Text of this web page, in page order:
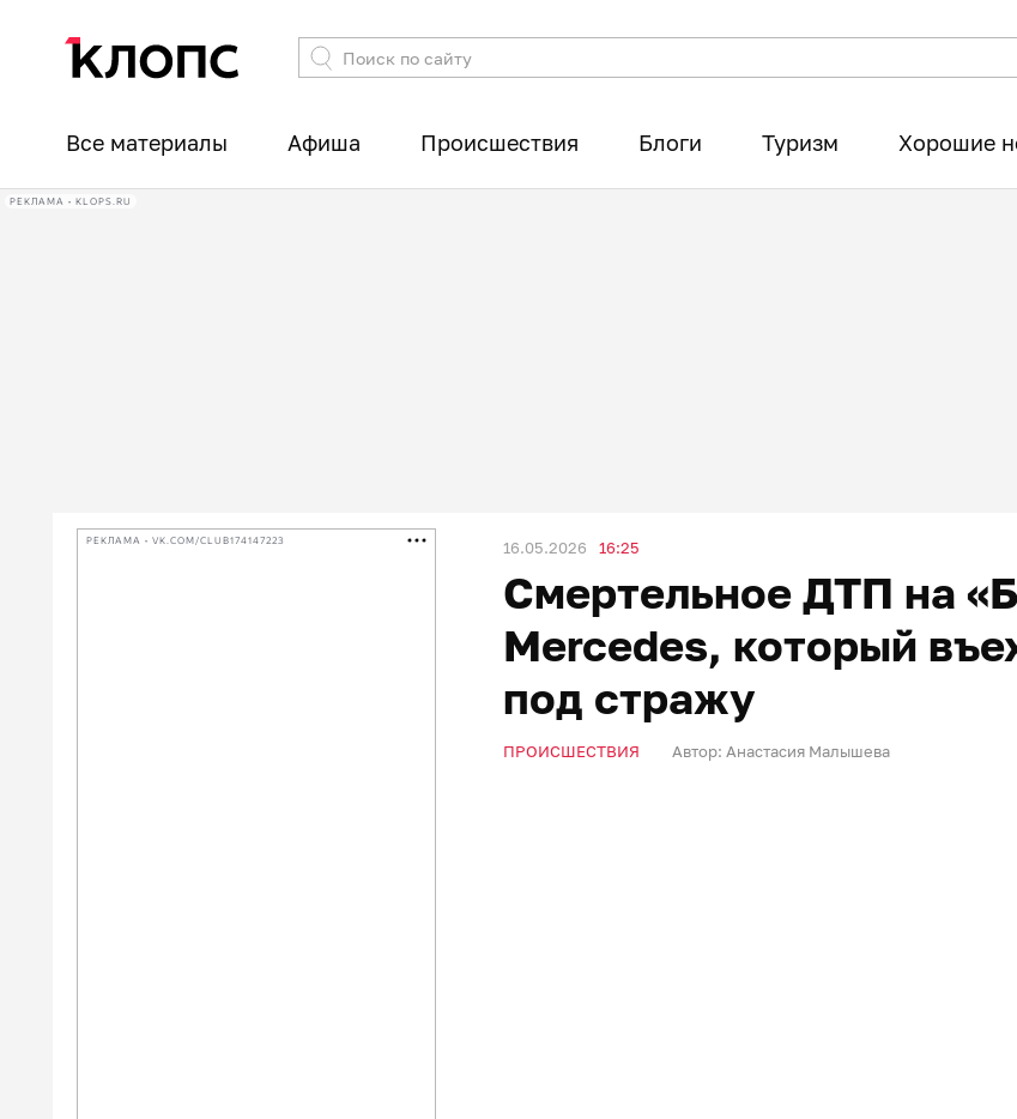
Все материалы Афиша Происшествия Блоги Туризм Хорошие
РЕКЛАМА • KLOPS.RU
РЕКЛАМА • VK.COM/CLUB174147223 16.05.2026 16:25
Смертельное ДТП на
Mercedes, который
под стражу
ПРОИСШЕСТВИЯ Автор: Анастасия Малышева